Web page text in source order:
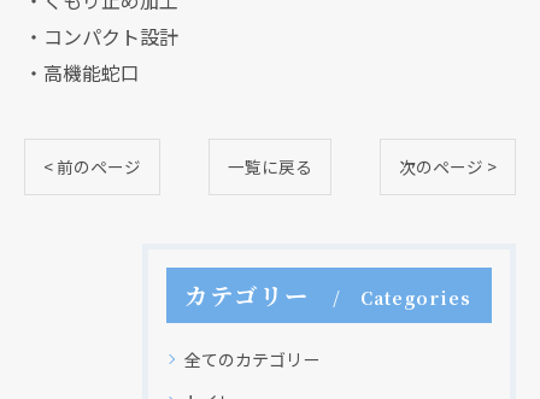
・コンパクト設計
・高機能蛇口
< 前のページ 一覧に戻る 次のページ >
カテゴリー Categories
全てのカテゴリー